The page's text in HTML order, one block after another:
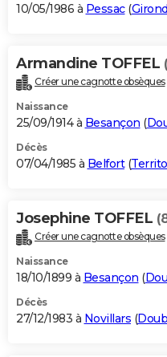
10/05/1986 à Pessac(
Armandine TOFFEL
Créer une cagnotte obsèques
Naissance
25/09/1914 à Besançon (
Décès
07/04/1985 à Belfort(
Josephine TOFFEL
Créer une cagnotte obsèques
Naissance
18/10/1899 à Besançon (
Décès
27/12/1983 à Novillars (